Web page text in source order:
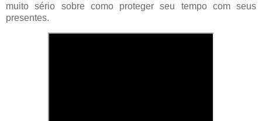
muito sério sobre como proteger seu tempo com seus
presentes.